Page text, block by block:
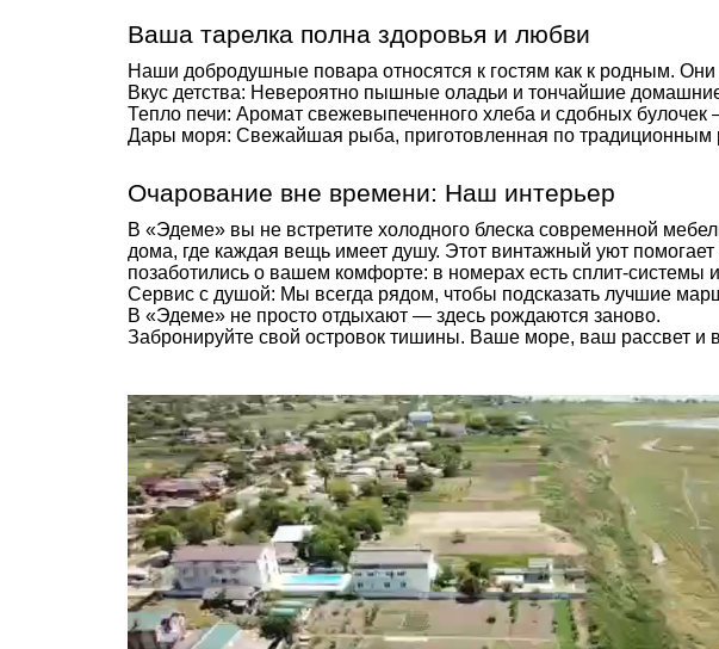
Ваша тарелка полна здоровья и любви
Наши добродушные повара относятся к гостям как к родным.
Вкус детства: Невероятно пышные оладьи и тончайшие
Тепло печи: Аромат свежевыпеченного хлеба и сдобных
Дары моря: Свежайшая рыба, приготовленная по традиционным
Очарование вне времени: Наш интерьер
В «Эдеме» вы не встретите холодного блеска современной
дома, где каждая вещь имеет душу. Этот винтажный уют
позаботились о вашем комфорте: в номерах есть сплит-системы
Сервис с душой: Мы всегда рядом, чтобы подсказать лучшие
В «Эдеме» не просто отдыхают — здесь рождаются заново.
Забронируйте свой островок тишины. Ваше море, ваш рассвет и